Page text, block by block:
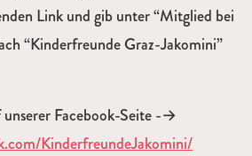
Link und gib unter “Mitglied bei
“Kinderfreunde Graz-Jakomini”
unserer Facebook-Seite -→
KinderfreundeJakomini/